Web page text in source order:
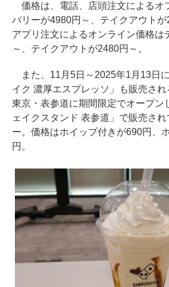
価格は、電話、店頭注文によるオ
バリーが4980円～、テイクアウトが
アプリ注文によるオンライン価格は
～、テイクアウトが2480円～。
また、11月5日～2025年1月13日
イク 濃厚エスプレッソ」も販売さ
東京・表参道に期間限定でオープン
ェイクスタンド 表参道」で販売され
ー。価格はホイップ付きが690円、
円。